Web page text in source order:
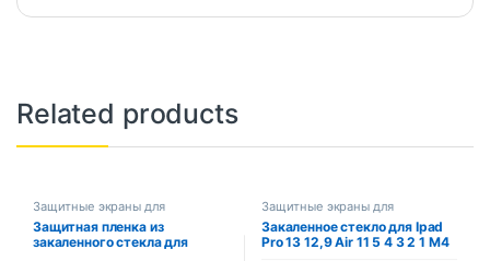
Related products
Защитные экраны для
планшетов
Защитная пленка из
закаленного стекла для
Защитные экраны для
планшетов
Закаленное стекло для Ipad
Pro 13 12,9 Air 11 5 4 3 2 1 M4